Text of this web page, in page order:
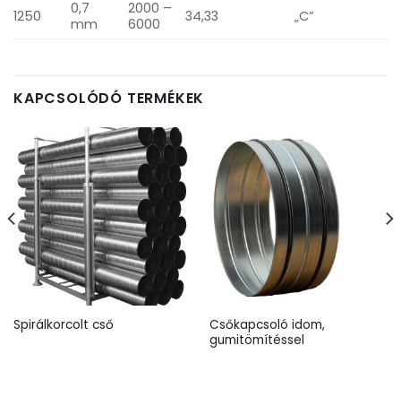
1250
0,7
mm
2000 –
6000
34,33 „C”
KAPCSOLÓDÓ TERMÉKEK
Spirálkorcolt cső
Csőkapcsoló idom,
gumitömítéssel